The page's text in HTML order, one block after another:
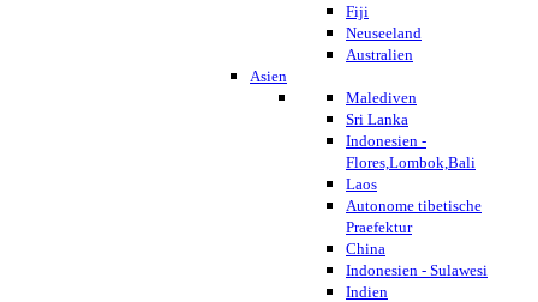
Fiji
Neuseeland
Australien
Asien
Malediven
Sri Lanka
Indonesien -
Flores,Lombok,Bali
Laos
Autonome tibetische
Praefektur
China
Indonesien - Sulawesi
Indien